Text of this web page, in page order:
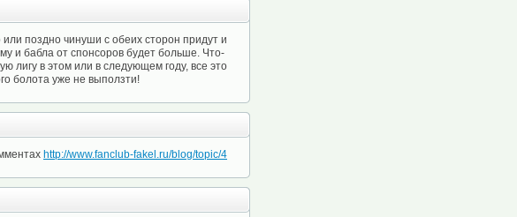
поздно чинуши с обеих сторон придут и
и бабла от спонсоров будет больше. Что-
лигу в этом или в следующем году, все это
болота уже не выползти!
http://www.fanclub-fakel.ru/blog/topic/4